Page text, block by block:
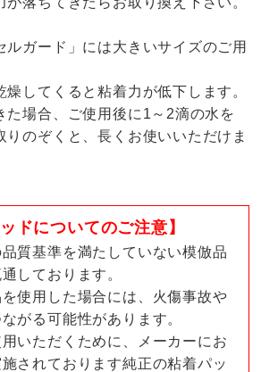
ガード」には大きいサイズのご用
してくると粘着力が低下します。
た場合、ご使用後に1～2滴の水を
りのぞくと、長くお使いいただけま
ドについてのご注意】
質基準を満たしていない模倣品
しております。
使用した場合には、火傷事故や
がる可能性があります。
いただくために、メーカーにお
されております純正の粘着パッ